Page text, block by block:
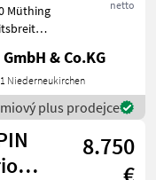
netto
& Co.KG
Niederneukirchen
plus prodejce
8.750